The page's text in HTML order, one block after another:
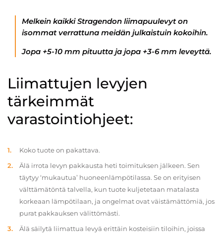
Melkein kaikki Stragendon liimapuulevyt on
isommat verrattuna meidän julkaistuin kokoihin.
Jopa +5-10 mm pituutta ja jopa +3-6 mm leveyttä.
Liimattujen levyjen
tärkeimmät
varastointiohjeet:
Koko tuote on pakattava.
Älä irrota levyn pakkausta heti toimituksen jälkeen. Sen
täytyy ‘mukautua’ huoneenlämpötilassa. Se on erityisen
välttämätöntä talvella, kun tuote kuljetetaan matalasta
korkeaan lämpötilaan, ja ongelmat ovat väistämättömiä, jos
purat pakkauksen välittömästi.
Älä säilytä liimattua levyä erittäin kosteisiin tiloihin, joissa